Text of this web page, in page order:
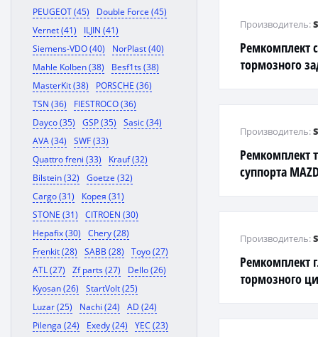
PEUGEOT (45)
Double Force (45)
Vernet (41)
ILJIN (41)
Siemens-VDO (40)
NorPlast (40)
Mahle Kolben (38)
Besf1ts (38)
MasterKit (38)
PORSCHE (36)
TSN (36)
FIESTROCO (36)
Dayco (35)
GSP (35)
Sasic (34)
AVA (34)
SWF (33)
Quattro freni (33)
Krauf (32)
Bilstein (32)
Goetze (32)
Cargo (31)
Корея (31)
STONE (31)
CITROEN (30)
Hepafix (30)
Chery (28)
Frenkit (28)
SABB (28)
Toyo (27)
ATL (27)
Zf parts (27)
Dello (26)
Kyosan (26)
StartVolt (25)
Luzar (25)
Nachi (24)
AD (24)
Pilenga (24)
Exedy (24)
YEC (23)
Ремкомплект
тормозного
Производитель:
Ремкомплект
суппорта
Производитель:
Ремкомплект
тормозного
Производитель: